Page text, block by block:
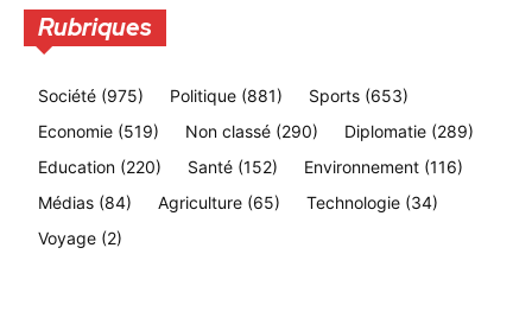
Rubriques
Société (975) Politique (881) Sports (653)
Economie (519) Non classé (290) Diplomatie (289)
Education (220) Santé (152) Environnement (116)
Médias (84) Agriculture (65) Technologie (34)
Voyage (2)